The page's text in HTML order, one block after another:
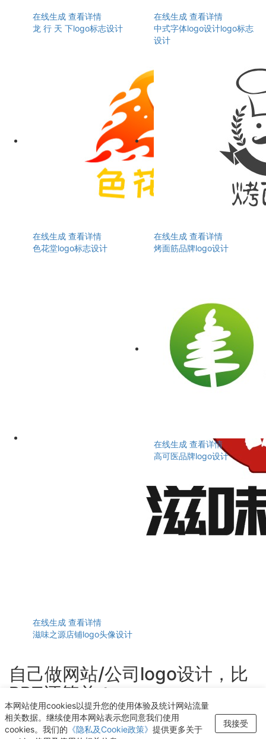
在线生成 查看详情
龙 行 天 下logo标志设计
在线生成 查看详情
中式字体logo设计logo标志
设计
在线生成 查看详情
色花堂logo标志设计
在线生成 查看详情
烤面筋品牌logo设计
在线生成 查看详情
滋味之源店铺logo头像设计
在线生成 查看详情
高可医品牌logo设计
自己做网站/公司logo设计，比
PPT还简单！
轻点几下即可获得个性化logo设计
本网站使用cookies以提升您的使用体验及统计网站流量
相关数据。继续使用本网站表示您同意我们使用
cookies。我们的 《隐私及Cookie政策》 提供更多关于
我接受